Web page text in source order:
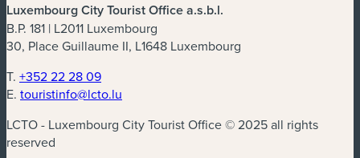
Luxembourg City Tourist Office a.s.b.l.
B.P. 181 | L2011 Luxembourg
30, Place Guillaume II, L1648 Luxembourg
T. +352 22 28 09
E. touristinfo@lcto.lu
LCTO - Luxembourg City Tourist Office © 2025 all rights
reserved